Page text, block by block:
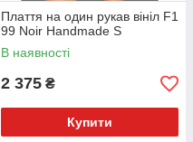
Плаття на один рукав вініл F1
99 Noir Handmade S
В наявності
2 375 ₴
Купити